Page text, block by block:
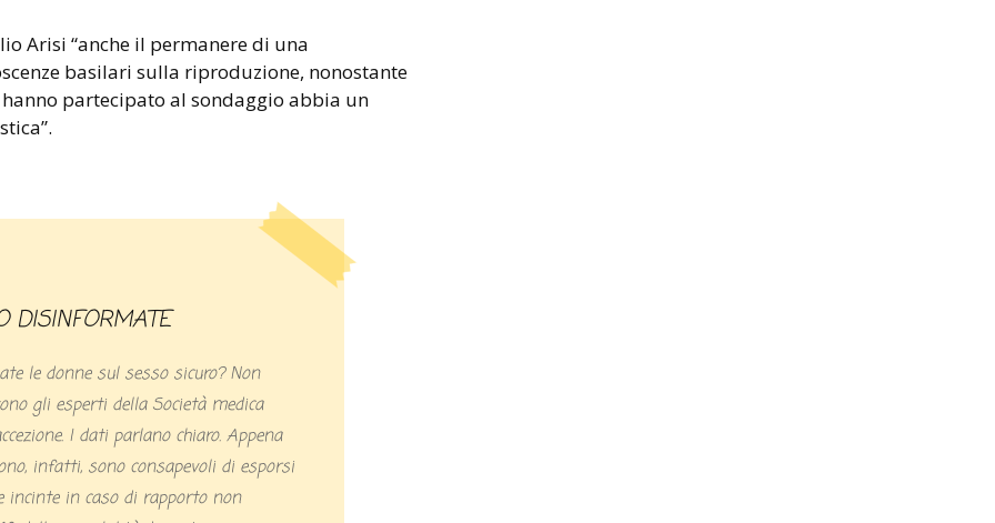
Arisi “anche il permanere di una
basilari sulla riproduzione, nonostante
partecipato al sondaggio abbia un
DISINFORMATE
le donne sul sesso sicuro? Non
gli esperti della Società medica
I dati parlano chiaro. Appena
infatti, sono consapevoli di esporsi
incinte in caso di rapporto non